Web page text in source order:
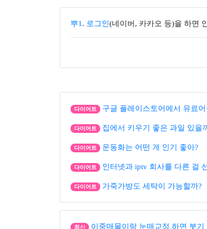
뿌1 . 로그인 (네이버, 카카오 등)을 하면
다이어트 구글 플레이스토어에서 유료
다이어트 집에서 키우기 좋은 과일 있을
다이어트 운동화는 어떤 게 인기 좋아?
다이어트 인터넷과 iptv 회사를 다른 걸
다이어트 가죽가방도 세탁이 가능할까?
최신 이중매몰이랑 눈매교정 하면 붓기